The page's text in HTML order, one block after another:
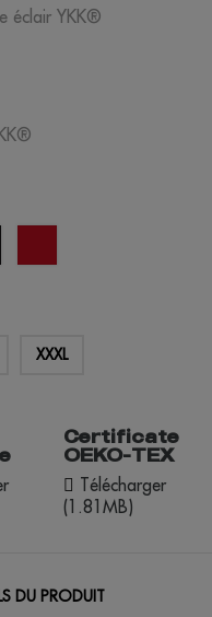
éclair YKK®
XXXL
Certificate
OEKO-TEX
Télécharger
(1.81MB)
DU PRODUIT